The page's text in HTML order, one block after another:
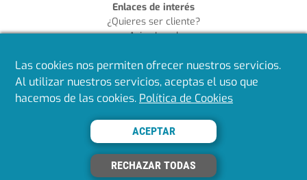
Enlaces de interés
¿Quieres ser cliente?
Aviso Legal
Política de Cookies
Política de Calidad
Síguenos en redes
Las cookies nos permiten ofrecer nuestros servicios.
Al utilizar nuestros servicios, aceptas el uso que
hacemos de las cookies. Política de Cookies
ACEPTAR
RECHAZAR TODAS